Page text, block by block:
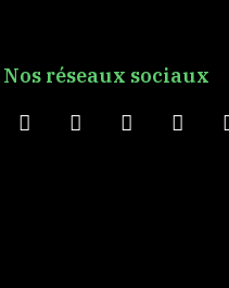
Nos réseaux sociaux